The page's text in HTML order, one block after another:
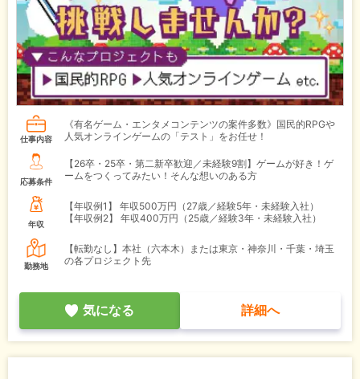
仕事内容
《有名ゲーム・エンタメコンテンツの案件多数》国民的RPGや
人気オンラインゲームの「テスト」をお任せ！
応募条件
【26卒・25卒・第二新卒歓迎／未経験9割】ゲームが好き！ゲ
ームをつくってみたい！そんな想いのある方
年収
【年収例1】
年収500万円（27歳／経験5年・未経験入社）
【年収例2】
年収400万円（25歳／経験3年・未経験入社）
勤務地
【転勤なし】本社（六本木）または東京・神奈川・千葉・埼玉
の各プロジェクト先
気になる 詳細へ